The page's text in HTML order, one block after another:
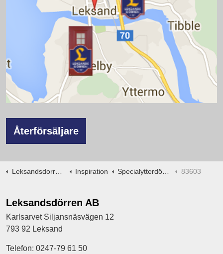
Återförsäljare
Leksandsdorren.se Inspiration Specialytterdörrar -ritningar 83603
Leksandsdörren AB
Karlsarvet Siljansnäsvägen 12
793 92 Leksand
Telefon: 0247-79 61 50